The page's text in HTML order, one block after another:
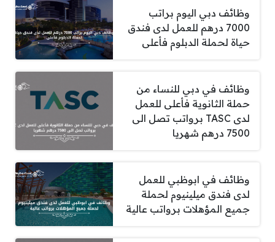
وظائف دبي اليوم براتب
7000 درهم للعمل لدى فندق
حياة لحملة الدبلوم فأعلى
وظائف في دبي للنساء من
حملة الثانوية فأعلى للعمل
لدى TASC برواتب تصل الى
7500 درهم شهريا
وظائف في ابوظبي للعمل
لدى فندق ميلينيوم لحملة
جميع المؤهلات برواتب عالية